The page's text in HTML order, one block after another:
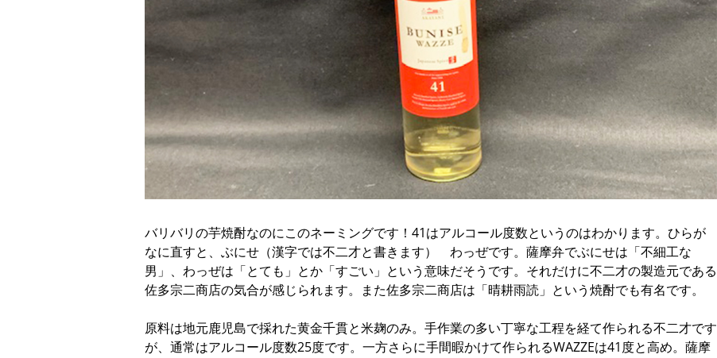
バリバリの芋焼酎なのにこのネーミングです！41はアルコール度数というのはわかります。ひらが
なに直すと、ぶにせ（漢字では不二才と書きます） わっぜです。薩摩弁でぶにせは「不細工な
男」、わっぜは「とても」とか「すごい」という意味だそうです。それだけに不二才の製造元である
佐多宗二商店の気合が感じられます。また佐多宗二商店は「晴耕雨読」という焼酎でも有名です。
原料は地元鹿児島で採れた黄金千貫と米麹のみ。手作業の多い丁寧な工程を経て作られる不二才です
が、通常はアルコール度数25度です。一方さらに手間暇かけて作られるWAZZEは41度と高め。薩摩